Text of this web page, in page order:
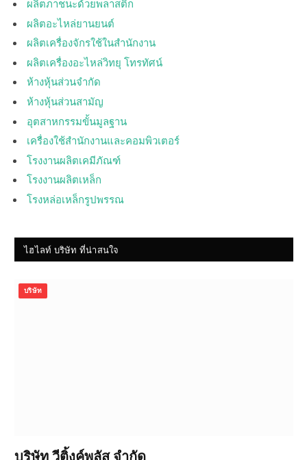
ผลิตภาชนะด้วยพลาสติก
ผลิตอะไหล่ยานยนต์
ผลิตเครื่องจักรใช้ในสำนักงาน
ผลิตเครื่องอะไหล่วิทยุ โทรทัศน์
ห้างหุ้นส่วนจำกัด
ห้างหุ้นส่วนสามัญ
อุตสาหกรรมขั้นมูลฐาน
เครื่องใช้สำนักงานและคอมพิวเตอร์
โรงงานผลิตเคมีภัณฑ์
โรงงานผลิตเหล็ก
โรงหล่อเหล็กรูปพรรณ
ไฮไลท์ บริษัท ที่น่าสนใจ
บริษัท
บริษัท วีติ้งค์พลัส จำกัด